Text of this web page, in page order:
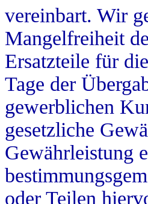
vereinbart. Wir
Mangelfreiheit
Ersatzteile für
Tage der
gewerblichen
gesetzliche
Gewährleistung
oder Teilen